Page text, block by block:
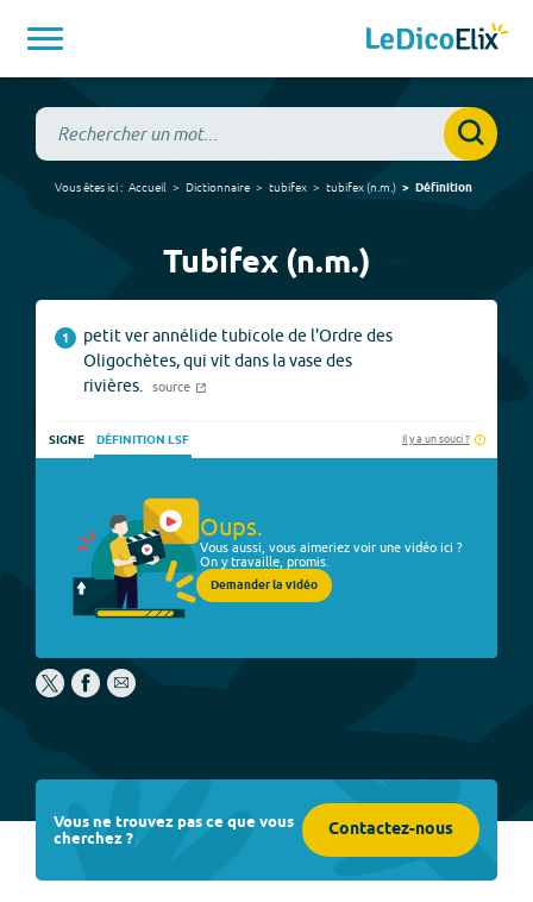
Vous êtes ici : Accueil Dictionnaire tubifex tubifex(n.m. ) Définition
Tubifex (n.m.)
1
petit ver annélide tubicole de l'Ordre des
Oligochètes, qui vit dans la vase des
rivières.
source
SIGNE DÉFINITION LSF Il y a un souci ?
Oups.
Vous aussi, vous aimeriez voir une vidéo ici ?
On y travaille, promis.
Demander la vidéo
Vous ne trouvez pas ce que vous
cherchez ? Contactez-nous